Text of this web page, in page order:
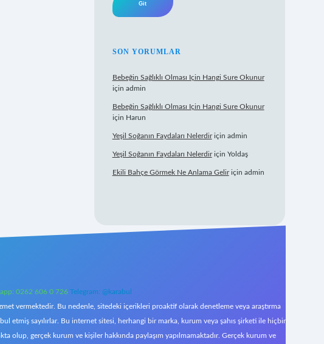
SON YORUMLAR
Bebeğin Sağlıklı Olması Için Hangi Sure Okunur
için admin
Bebeğin Sağlıklı Olması Için Hangi Sure Okunur
için Harun
Yeşil Soğanın Faydaları Nelerdiriçin admin
Yeşil Soğanın Faydaları Nelerdiriçin Yoldaş
Ekili Bahçe Görmek Ne Anlama Geliriçin admin
0262 606 0 726 Telegram: @karabul
vermektedir. Bu nedenle, sitedeki içerikleri proaktif olarak denetleme veya araştırma
etmiş sayılırlar. Bu internet sitesi, herhangi bir marka, kurum veya şahıs şirketi ile hiçbir
olup, gerçek kurum ve kişiler hakkında paylaşım yapılmamaktadır. Gerçek kurum ve